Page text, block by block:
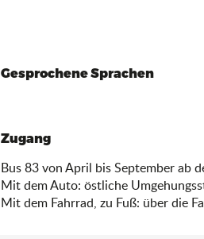
Gesprochene Sprachen
Gesprochene Sprachen
Zugang
Zugang
Bus 83 von April bis September ab
Mit dem Auto: östliche
Mit dem Fahrrad, zu Fuß: über die